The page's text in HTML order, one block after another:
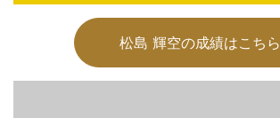
松島 輝空の成績はこちら